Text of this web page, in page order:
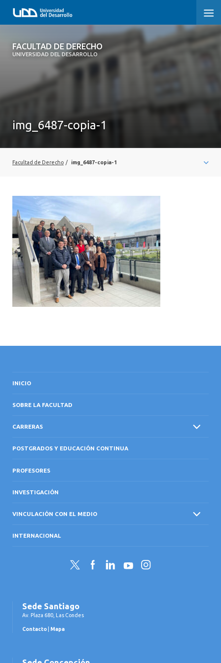
FACULTAD DE DERECHO
UNIVERSIDAD DEL DESARROLLO
FACULTAD DE DERECHO
SOBRE LA FACULTAD
VINCULACIÓN CON EL MEDIO
INTERNACIONAL
img_6487-copia-1
Facultad de Derecho / img_6487-copia-1
INICIO
SOBRE LA FACULTAD
CARRERAS
POSTGRADOS Y EDUCACIÓN CONTINUA
PROFESORES
INVESTIGACIÓN
VINCULACIÓN CON EL MEDIO
INTERNACIONAL
Twitter FacebookLinkedInYouTubeInstagram
Sede Santiago
Av. Plaza 680, Las Condes
Contacto Mapa